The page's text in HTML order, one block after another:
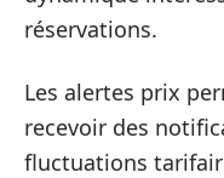
réservations.
Les alertes prix
recevoir des
fluctuations